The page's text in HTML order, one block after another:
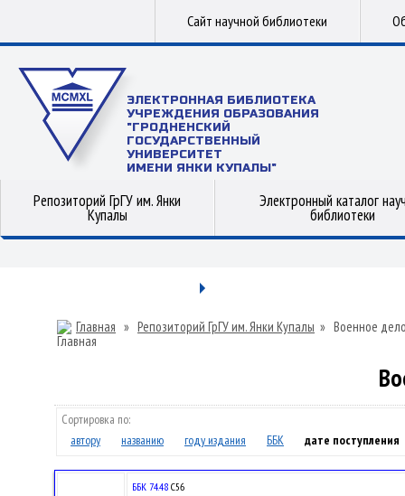
Сайт научной библиотеки
ЭЛЕКТРОННАЯ БИБЛИОТЕКА
УЧРЕЖДЕНИЯ ОБРАЗОВАНИЯ
"ГРОДНЕНСКИЙ
ГОСУДАРСТВЕННЫЙ
УНИВЕРСИТЕТ
ИМЕНИ ЯНКИ КУПАЛЫ"
Репозиторий ГрГУ им. Янки
Купалы
Электронный каталог
библиотеки
Главная » Репозиторий ГрГУ им. Янки Купалы » Военное
Сортировка по:
автору
названию году издания ББК дате поступления
ББК 74.48 С56